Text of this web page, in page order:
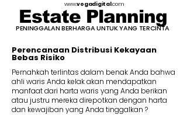
Estate Planning
PENINGGALAN BERHARGA UNTUK YANG TERCINTA
www.vogadigital.com
Perencanaan Distribusi Kekayaan
Bebas Risiko
Pernahkah terlintas dalam benak Anda bahwa
ahli waris Anda kelak akan mendapatkan
manfaat dari harta waris yang Anda berikan
atau justru mereka direpotkan dengan harta
dan kewajiban yang Anda tinggalkan ?